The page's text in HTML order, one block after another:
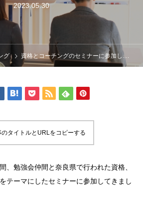
2023.05.30
グ 資格とコーチングのセミナーに参加してきました。
のタイトルとURLをコピーする
、勉強会仲間と奈良県で行われた資格、
テーマにしたセミナーに参加してきまし